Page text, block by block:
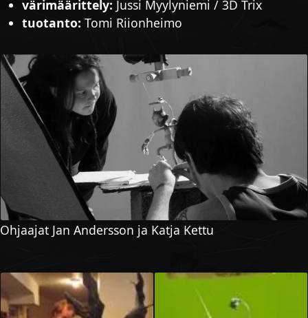
värimäärittely: Jussi Myylyniemi / 3D Trix
tuotanto: Tomi Riionheimo
Ohjaajat Jan Andersson ja Katja Kettu